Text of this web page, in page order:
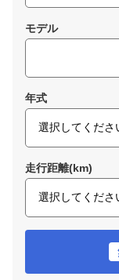
モデル
年式
走行距離(km)